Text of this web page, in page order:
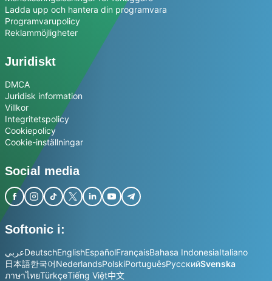
Ladda upp och hantera din programvara
Programvarupolicy
Reklammöjligheter
Juridiskt
DMCA
Juridisk information
Villkor
Integritetspolicy
Cookiepolicy
Cookie-inställningar
Social media
Softonic i:
عربيDeutschEnglishEspañolFrançaisBahasa IndonesiaItaliano
日本語한국어NederlandsPolskiPortuguêsРусскийSvenska
ภาษาไทยTürkçeTiếng Việt中文